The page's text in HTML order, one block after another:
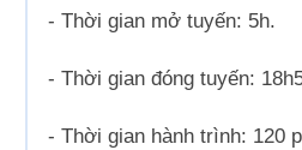
- Thời gian mở tuyến: 5h.
- Thời gian đóng tuyến:
- Thời gian hành trình: 120